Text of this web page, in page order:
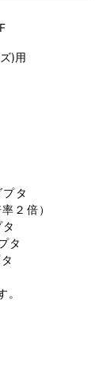
)用
タ
２倍）
タ
。